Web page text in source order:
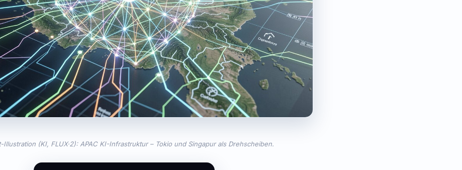
Illustration (KI, FLUX·2): APAC KI-Infrastruktur – Tokio und Singapur als Drehscheiben.